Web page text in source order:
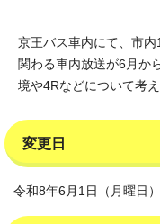
京王バス車内にて、市
関わる車内放送が6月か
境や4Rなどについて考え
変更日
令和8年6月1日（月曜日